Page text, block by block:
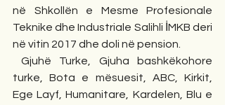
në Shkollën e Mesme Profesionale
Teknike dhe Industriale Salihli İMKB deri
në vitin 2017 dhe doli në pension.
Gjuhë Turke, Gjuha bashkëkohore
turke, Bota e mësuesit, ABC, Kirkit,
Ege Layf, Humanitare, Kardelen, Blu e